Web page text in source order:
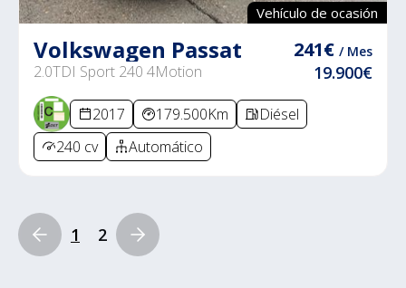
Vehículo de ocasión
Volkswagen Passat
2.0TDI Sport 240 4Motion
241€ / Mes
19.900€
2017 179.500Km
Diésel
240 cv
Automático
1 2